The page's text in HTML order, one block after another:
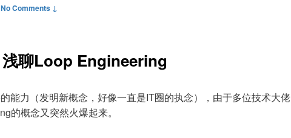
No Comments ↓
浅聊Loop Engineering
能力（发明新概念，好像一直是IT圈的执念），由于多位技术大佬
的概念又突然火爆起来。